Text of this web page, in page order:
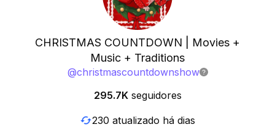
CHRISTMAS COUNTDOWN | Movies +
Music + Traditions
@christmascountdownshow
295.7K seguidores
230 atualizado há dias